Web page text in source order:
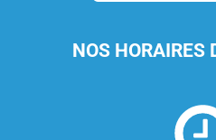
NOS HORAIRES